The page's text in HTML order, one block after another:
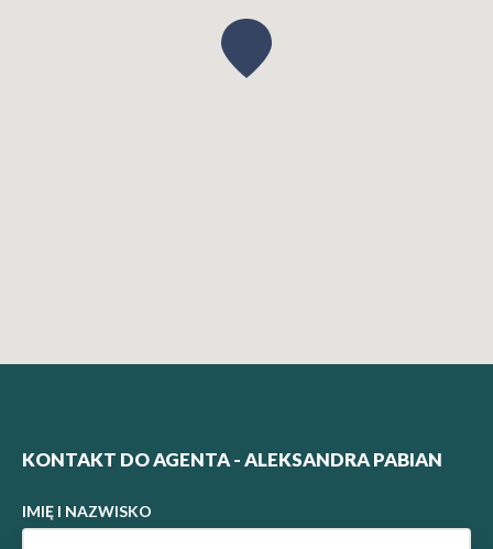
KONTAKT DO AGENTA - ALEKSANDRA PABIAN
IMIĘ I NAZWISKO